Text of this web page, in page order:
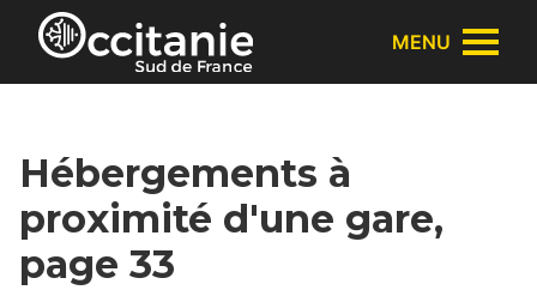
Panneau de gestion des cookies
MENU
Hébergements à
proximité d'une gare,
page 33